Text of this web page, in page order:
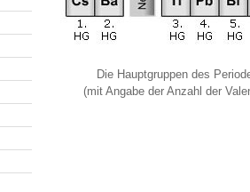
Die Hauptgruppen des
(mit Angabe der Anzahl der